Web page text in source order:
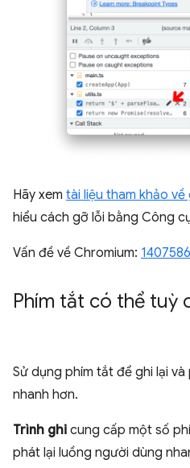
Hãy xem tài liệu tham khảo
hiểu cách gỡ lỗi bằng Công
Vấn đề về Chromium: 1407586
Phím tắt có thể tuỳ
Sử dụng phím tắt để ghi lại
nhanh hơn.
Trình ghi cung cấp một số
phát lại luồng người dùng